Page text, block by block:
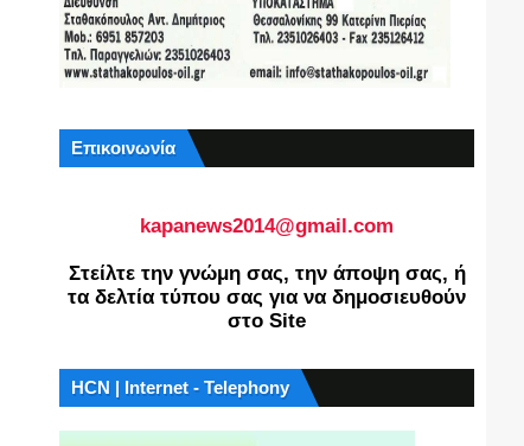
Επικοινωνία
kapanews2014@gmail.com
Στείλτε την γνώμη σας, την άποψη σας, ή
τα δελτία τύπου σας για να δημοσιευθούν
στο Site
HCN | Internet - Telephony